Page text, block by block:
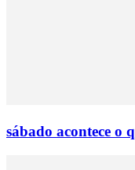
sábado acontece o